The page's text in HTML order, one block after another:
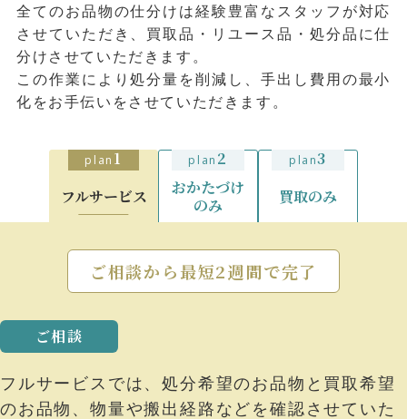
全てのお品物の仕分けは経験豊富なスタッフが対応
させていただき、買取品・リユース品・処分品に仕
分けさせていただきます。
この作業により処分量を削減し、手出し費用の最小
化をお手伝いをさせていただきます。
plan 1
フルサービス
plan 2
おかたづけ
のみ
plan3
買取のみ
ご相談から最短2週間で完了
ご相談
フルサービスでは、処分希望のお品物と買取希望
のお品物、物量や搬出経路などを確認させていた